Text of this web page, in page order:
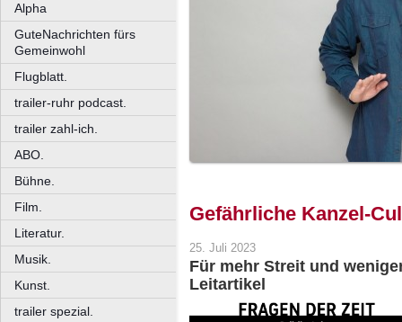
Alpha
GuteNachrichten fürs
Gemeinwohl
Flugblatt.
trailer-ruhr podcast.
trailer zahl-ich.
ABO.
Bühne.
Film.
Literatur.
Musik.
Kunst.
trailer spezial.
Gefährliche Kanzel-
25. Juli 2023
Für mehr Streit und
Leitartikel